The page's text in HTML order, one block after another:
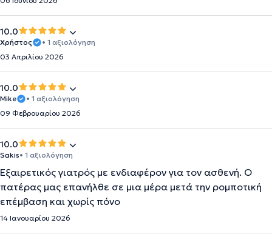
10.0
Χρήστος
• 1 αξιολόγηση
03 Απριλίου 2026
10.0
Mike
• 1 αξιολόγηση
09 Φεβρουαρίου 2026
10.0
Sakis• 1 αξιολόγηση
Εξαιρετικός γιατρός με ενδιαφέρον για τον ασθενή. Ο
πατέρας μας επανήλθε σε μια μέρα μετά την ρομποτική
επέμβαση και χωρίς πόνο
14 Ιανουαρίου 2026